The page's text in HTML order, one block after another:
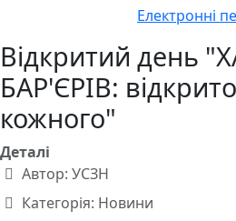
Електронні
Відкритий день
БАР'ЄРІВ:
кожного"
Деталі
Автор: УСЗН
Категорія: Новини